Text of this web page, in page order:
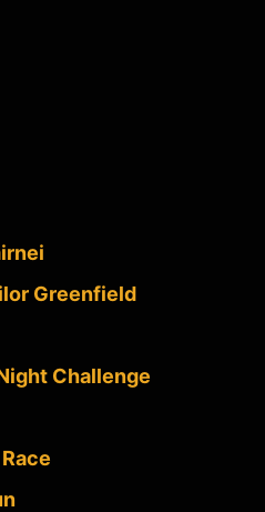
Greenfield
Challenge